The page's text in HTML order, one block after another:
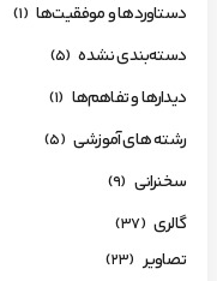
دستاوردها و موفقیت‌ها (1)
دسته‌بندی نشده (5)
دیدارها و تفاهم‌ها (1)
رشته های آموزشی (5)
سخنرانی (9)
گالری (37)
تصاویر (23)